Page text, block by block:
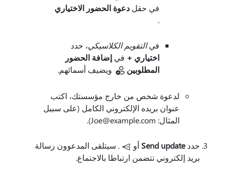
في حقل دعوة الحضور الاختياري
.
فيالتقويم الكلاسيكي، حدد
اختياري + في إضافة الحضور
المطلوبين
ويضيف أسمائهم.
لدعوة شخص من خارج مؤسستك، اكتب
عنوان بريده الإلكتروني الكامل (على سبيل
المثال: Joe@example.com).
حددSend update أو
. سيتلقى المدعوون رسالة
بريد إلكتروني تتضمن ارتباطا بالاجتماع.